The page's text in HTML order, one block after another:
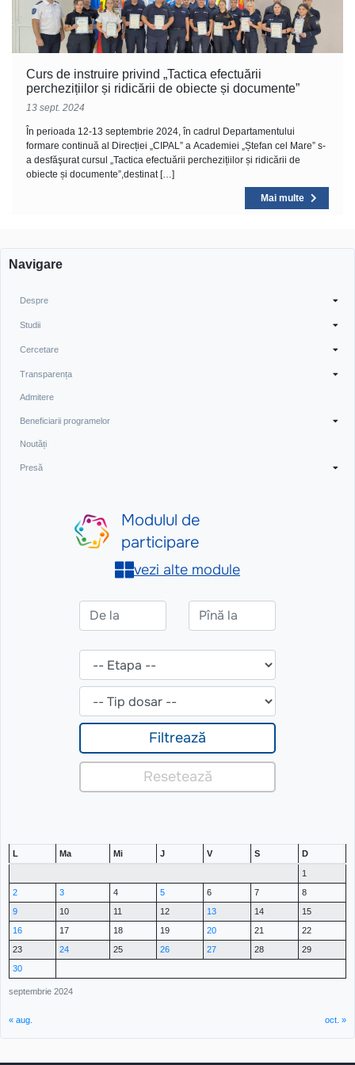
Curs de instruire privind „Tactica efectuării
perchezițiilor și ridicării de obiecte și documente”
13 sept. 2024
În perioada 12-13 septembrie 2024, în cadrul Departamentului
formare continuă al Direcției „CIPAL” a Academiei „Ștefan cel Mare” s-
a desfăşurat cursul „Tactica efectuării perchezițiilor și ridicării de
obiecte și documente”,destinat […]
Mai multe
Navigare
Despre
Studii
Cercetare
Transparența
Admitere
Beneficiarii programelor
Noutăți
Presă
septembrie 2024
L Ma Mi J V S D
1
2
3 4 5 6 7
8
9
10 11 12 13 14
15
16
17 18 19 20 21
22
23
24 25 26 27 28
29
30
« aug. oct. »